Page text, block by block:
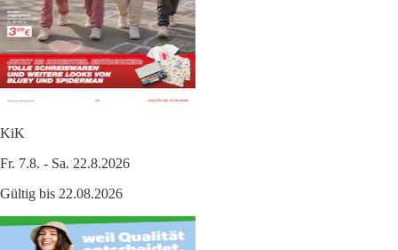
KiK
Fr. 7.8. - Sa. 22.8.2026
Gültig bis 22.08.2026